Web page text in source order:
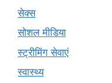
सेक्स
सोशल मीडिया
स्ट्रीमिंग सेवाएं
स्वास्थ्य